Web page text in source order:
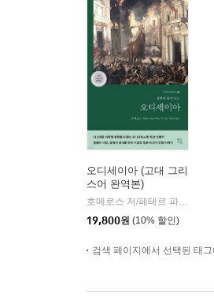
오디세이아 (고대 그리
스어 완역본)
19,800원 (10% 할인)
검색 페이지에서 선택된 태